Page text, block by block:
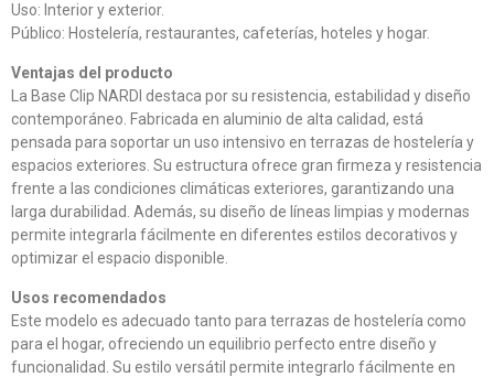
Uso: Interior y exterior.
Público: Hostelería, restaurantes, cafeterías, hoteles y hogar.
Ventajas del producto
La Base Clip NARDI destaca por su resistencia, estabilidad y diseño
contemporáneo. Fabricada en aluminio de alta calidad, está
pensada para soportar un uso intensivo en terrazas de hostelería y
espacios exteriores. Su estructura ofrece gran firmeza y resistencia
frente a las condiciones climáticas exteriores, garantizando una
larga durabilidad. Además, su diseño de líneas limpias y modernas
permite integrarla fácilmente en diferentes estilos decorativos y
optimizar el espacio disponible.
Usos recomendados
Este modelo es adecuado tanto para terrazas de hostelería como
para el hogar, ofreciendo un equilibrio perfecto entre diseño y
funcionalidad. Su estilo versátil permite integrarlo fácilmente en